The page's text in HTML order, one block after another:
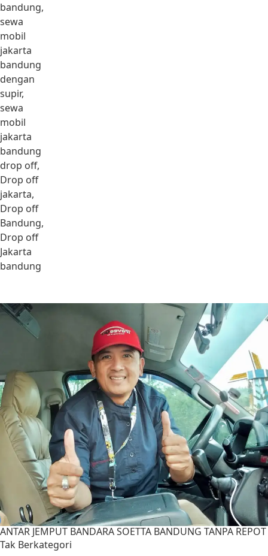
bandung,
sewa
mobil
jakarta
bandung
dengan
supir,
sewa
mobil
jakarta
bandung
drop off,
Drop off
jakarta,
Drop off
Bandung,
Drop off
Jakarta
bandung
ANTAR JEMPUT BANDARA SOETTA BANDUNG TANPA REPOT
Tak Berkategori